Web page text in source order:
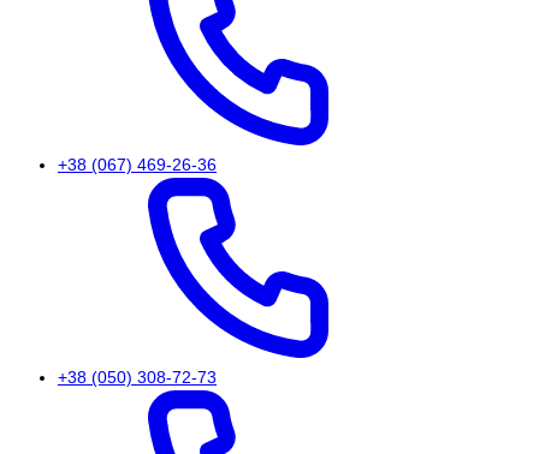
+38 (067) 469-26-36
+38 (050) 308-72-73